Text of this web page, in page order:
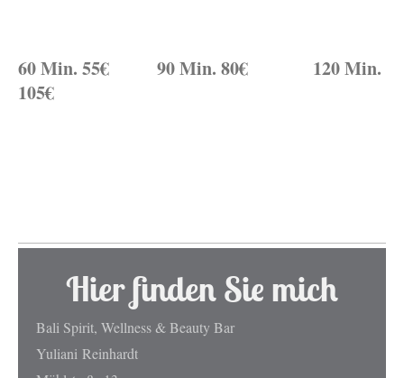
60 Min. 55€ 90 Min. 80€ 120 Min.
105€
Hier finden Sie mich
Bali Spirit, Wellness & Beauty Bar
Yuliani Reinhardt